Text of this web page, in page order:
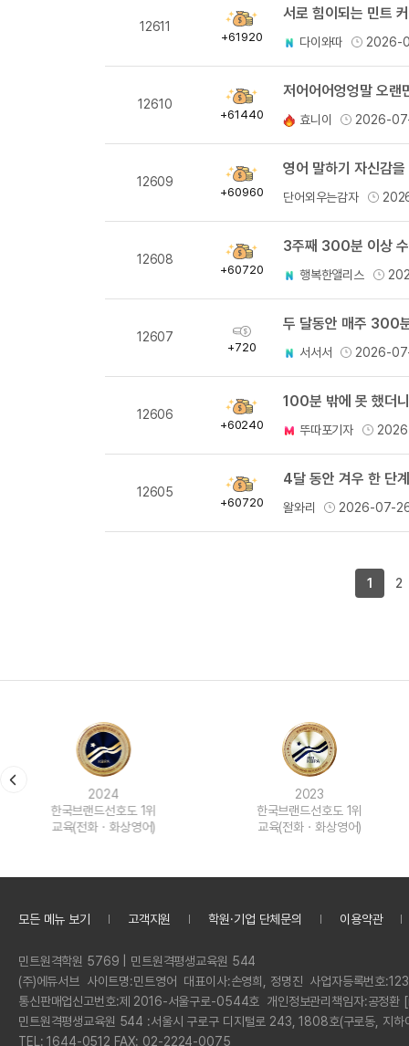
12611
획
득
+61920
서로 힘이되는 민트
다이와따 2026-
12610
획
득
+61440
저어어어엉엉말 오
효니이 2026-
12609
획
득
+60960
영어 말하기 자신감
단어외우는감자
12608
획
득
+60720
3주째 300분 이상
행복한앨리스
12607
획
득
+720
두 달동안 매주 300
서서서 2026-
12606
획
득
+60240
100분 밖에 못 했더
뚜따포기자
12605
획
득
+60720
4달 동안 겨우 한 단
왈와리 2026-07-
1 2
2024
한국브랜드선호도 1위
교육(전화ㆍ화상영어)
2023
한국브랜드선호도 1위
교육(전화ㆍ화상영어)
모든 메뉴 보기 고객지원 학원·기업 단체문의 이용약관
정
보
민트원격학원 5769 | 민트원격평생교육원 544
회
사
명
(주)에듀서브 사이트명:민트영어 대표이사:손영희, 정명진 사업자등록번호:
통신판매업신고번호:제 2016-서울구로-0544호 개인정보관리책임자:공정
민트원격평생교육원 544 :서울시 구로구 디지털로 243, 1808호(구로동, 지하
전
TEL: 1644-0512 FAX: 02-2224-0075